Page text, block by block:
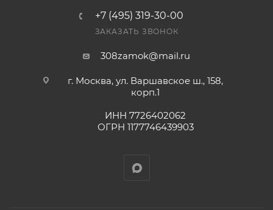
+7 (495) 319-30-00
ЗАКАЗАТЬ ЗВОНОК
308zamok@mail.ru
г. Москва, ул. Варшавское ш., 158,
корп.1
ИНН 7726402062
ОГРН 1177746439903